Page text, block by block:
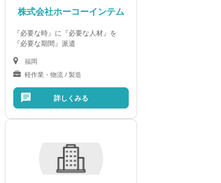
株式会社ホーコーインテム
『必要な時』に『必要な人材』を
『必要な期間』派遣
福岡
軽作業・物流 / 製造
詳しくみる